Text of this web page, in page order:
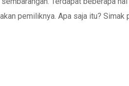
pemiliknya. Apa saja itu? Simak